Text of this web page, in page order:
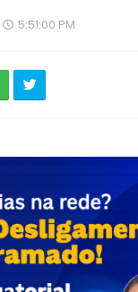
5:51:00 PM